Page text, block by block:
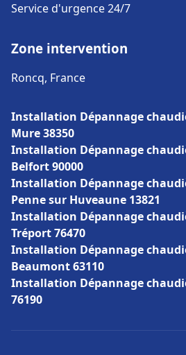
Service d'urgence 24/7
Zone intervention
Roncq, France
Installation Dépannage
Mure 38350
Installation Dépannage
Belfort 90000
Installation Dépannage
Penne sur Huveaune 13821
Installation Dépannage
Tréport 76470
Installation Dépannage
Beaumont 63110
Installation Dépannage
76190